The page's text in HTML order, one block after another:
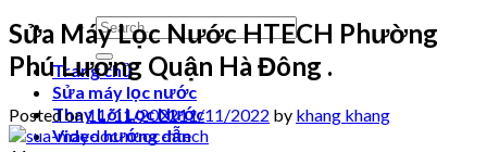
Search
for:
Trang chủ
Sửa máy lọc nước
Thay Lõi Lọc Nước
Video hướng dẫn
Sửa Máy Lọc Nước HTECH Phường
Phú Lương Quận Hà Đông .
Posted on11/11/202211/11/2022 by khang khang